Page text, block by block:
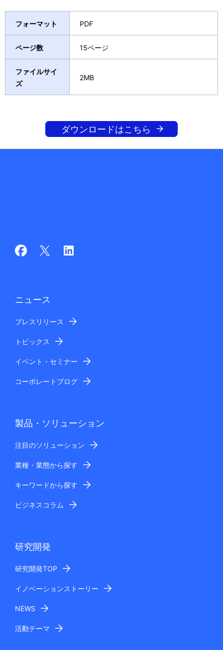
フォーマット PDF
ページ数 15ページ
ファイルサイ
ズ
2MB
ダウンロードはこちら
ニュース
プレスリリース
トピックス
イベント・セミナー
コーポレートブログ
製品・ソリューション
注目のソリューション
業種・業態から探す
キーワードから探す
ビジネスコラム
研究開発
研究開発TOP
イノベーションストーリー
NEWS
活動テーマ